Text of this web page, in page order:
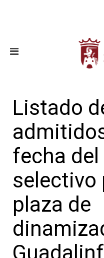
Listado
fecha
selectivo
plaza de